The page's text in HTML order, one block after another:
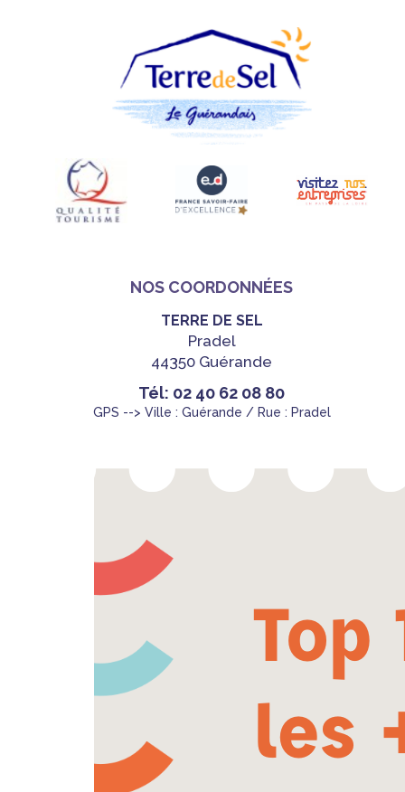
NOS COORDONNÉES
TERRE DE SEL
Pradel
44350 Guérande
Tél: 02 40 62 08 80
GPS --> Ville : Guérande / Rue : Pradel